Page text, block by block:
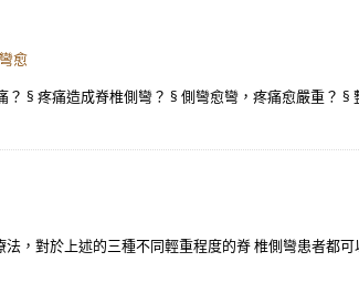
愈
§ 疼痛造成脊椎側彎？ § 側彎愈彎，疼痛愈嚴重？ §
，對於上述的三種不同輕重程度的脊 椎側彎患者都